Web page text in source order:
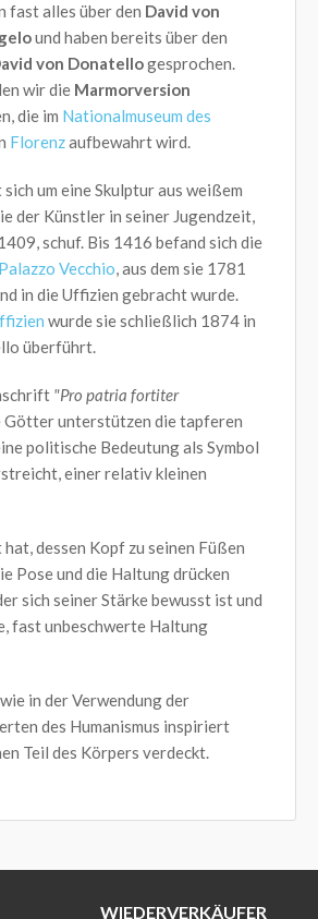
fast alles über den David von
und haben bereits über den
von Donatellogesprochen.
wir die Marmorversion
die im Nationalmuseum des
Florenzaufbewahrt wird.
sich um eine Skulptur aus weißem
der Künstler in seiner Jugendzeit,
schuf. Bis 1416 befand sich die
Palazzo Vecchio, aus dem sie 1781
in die Uffizien gebracht wurde.
wurde sie schließlich 1874 in
überführt.
"Pro patria fortiter
Götter unterstützen die tapferen
politische Bedeutung als Symbol
einer relativ kleinen
dessen Kopf zu seinen Füßen
Pose und die Haltung drücken
sich seiner Stärke bewusst ist und
fast unbeschwerte Haltung
in der Verwendung der
des Humanismus inspiriert
Teil des Körpers verdeckt.
WIEDERVERKÄUFER